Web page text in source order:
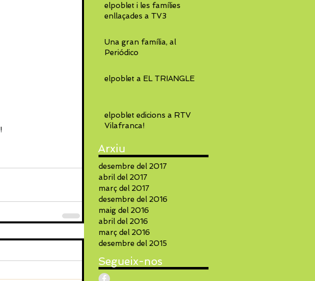
!
elpoblet i les famílies
enllaçades a TV3
Una gran família, al
Periódico
elpoblet a EL TRIANGLE
elpoblet edicions a RTV
Vilafranca!
Arxiu
desembre del 2017
abril del 2017
març del 2017
desembre del 2016
maig del 2016
abril del 2016
març del 2016
desembre del 2015
Segueix-nos